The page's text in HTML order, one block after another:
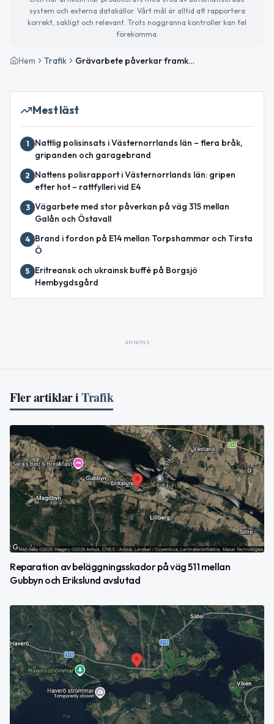
system och externa datakällor. Vårt mål är alltid att rapportera
korrekt, sakligt och relevant. Trots noggranna kontroller kan fel
förekomma.
Hem Trafik Grävarbete påverkar framkomligheten vid Albybyn på väg 507
Mest läst
1
Nattlig polisinsats i Västernorrlands län – flera bråk,
gripanden och garagebrand
2
Nattens polisrapport i Västernorrlands län: gripen
efter hot – rattfylleri vid E4
3 Vägarbete med stor påverkan på väg 315 mellan
Galån och Östavall
4
Brand i fordon på E14 mellan Torpshammar och Tirsta
Ö
5
Eritreansk och ukrainsk buffé på Borgsjö
Hembygdsgård
ANNONS
Fler artiklar iTrafik
Reparation av beläggningsskador på väg 511 mellan
Gubbyn och Erikslund avslutad